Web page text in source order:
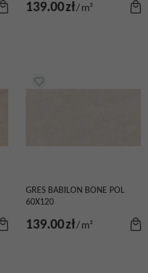
139.00zł/m²
GRES BABILON BONE POL
60X120
139.00zł/m²